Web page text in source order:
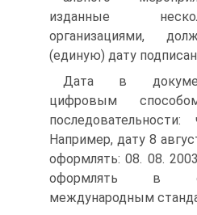
изданные
организациями,
(единую) дату
Дата в
цифровым
Например, дату 8
оформлять: 08. 08.
оформлять в
международным